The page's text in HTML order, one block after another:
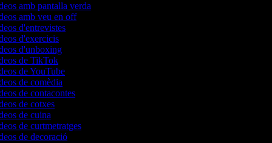
amb pantalla verda
amb veu en off
d'entrevistes
d'exercicis
d'unboxing
de TikTok
de YouTube
de comèdia
de contacontes
de cotxes
de cuina
de curtmetratges
de decoració